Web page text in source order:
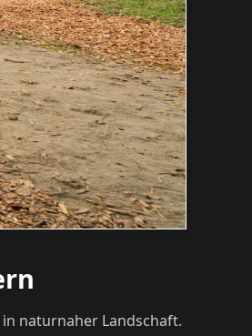
naturnaher Landschaft.